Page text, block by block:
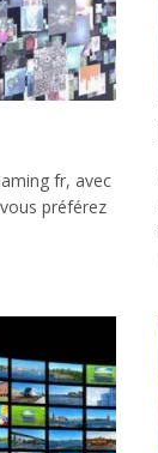
fr, avec
préférez